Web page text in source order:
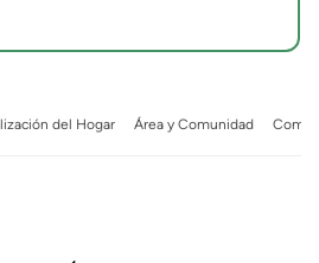
del Hogar Área y Comunidad